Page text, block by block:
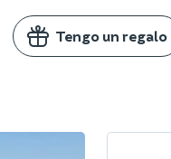
Tengo un regalo